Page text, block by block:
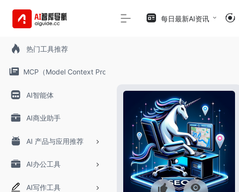
热门工具推荐
MCP（Model Context Protocol）
AI智能体
AI商业助手
AI 产品与应用推荐
AI办公工具
AI写作工具
每日最新AI资讯